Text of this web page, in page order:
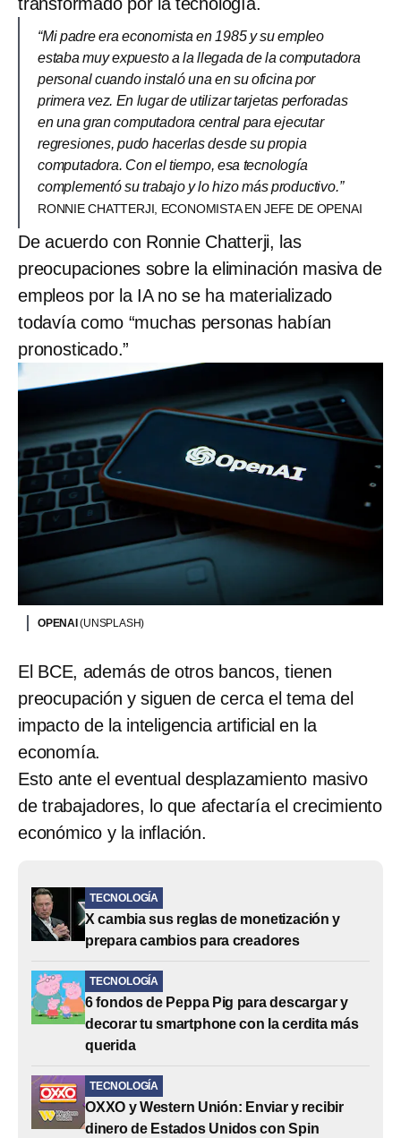
“Mi padre era economista en 1985 y su empleo
estaba muy expuesto a la llegada de la computadora
personal cuando instaló una en su oficina por
primera vez. En lugar de utilizar tarjetas perforadas
en una gran computadora central para ejecutar
regresiones, pudo hacerlas desde su propia
computadora. Con el tiempo, esa tecnología
complementó su trabajo y lo hizo más productivo.”
RONNIE CHATTERJI, ECONOMISTA EN JEFE DE OPENAI
De acuerdo con Ronnie Chatterji, las
preocupaciones sobre la eliminación masiva de
empleos por la IA no se ha materializado
todavía como “muchas personas habían
pronosticado.”
OPENAI(UNSPLASH)
El BCE, además de otros bancos, tienen
preocupación y siguen de cerca el tema del
impacto de la inteligencia artificial en la
economía.
Esto ante el eventual desplazamiento masivo
de trabajadores, lo que afectaría el crecimiento
económico y la inflación.
TECNOLOGÍA
X cambia sus reglas de monetización y
prepara cambios para creadores
TECNOLOGÍA
6 fondos de Peppa Pig para descargar y
decorar tu smartphone con la cerdita más
querida
TECNOLOGÍA
OXXO y Western Unión: Enviar y recibir
dinero de Estados Unidos con Spin